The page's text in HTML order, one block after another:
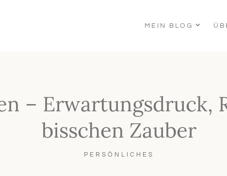
MEIN BLOG
– Erwartungsdruck,
bisschen Zauber
PERSÖNLICHES